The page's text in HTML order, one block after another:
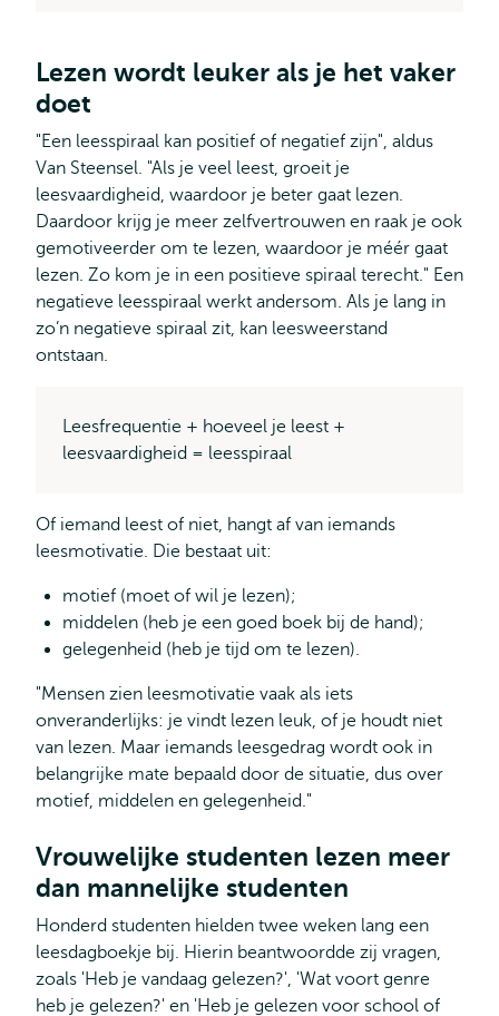
Lezen wordt leuker als je het vaker
doet
"Een leesspiraal kan positief of negatief zijn", aldus
Van Steensel. "Als je veel leest, groeit je
leesvaardigheid, waardoor je beter gaat lezen.
Daardoor krijg je meer zelfvertrouwen en raak je ook
gemotiveerder om te lezen, waardoor je méér gaat
lezen. Zo kom je in een positieve spiraal terecht." Een
negatieve leesspiraal werkt andersom. Als je lang in
zo’n negatieve spiraal zit, kan leesweerstand
ontstaan.
Leesfrequentie + hoeveel je leest +
leesvaardigheid = leesspiraal
Of iemand leest of niet, hangt af van iemands
leesmotivatie. Die bestaat uit:
motief (moet of wil je lezen);
middelen (heb je een goed boek bij de hand);
gelegenheid (heb je tijd om te lezen).
"Mensen zien leesmotivatie vaak als iets
onveranderlijks: je vindt lezen leuk, of je houdt niet
van lezen. Maar iemands leesgedrag wordt ook in
belangrijke mate bepaald door de situatie, dus over
motief, middelen en gelegenheid."
Vrouwelijke studenten lezen meer
dan mannelijke studenten
Honderd studenten hielden twee weken lang een
leesdagboekje bij. Hierin beantwoordde zij vragen,
zoals 'Heb je vandaag gelezen?', 'Wat voort genre
heb je gelezen?' en 'Heb je gelezen voor school of